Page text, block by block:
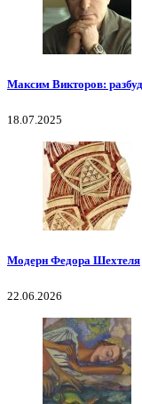
Максим Викторов:
18.07.2025
Модерн Федора Шехтеля
22.06.2026